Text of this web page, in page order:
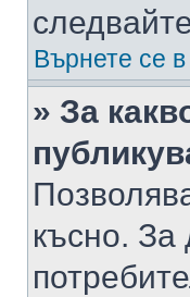
Върнете се
» За
късно. За